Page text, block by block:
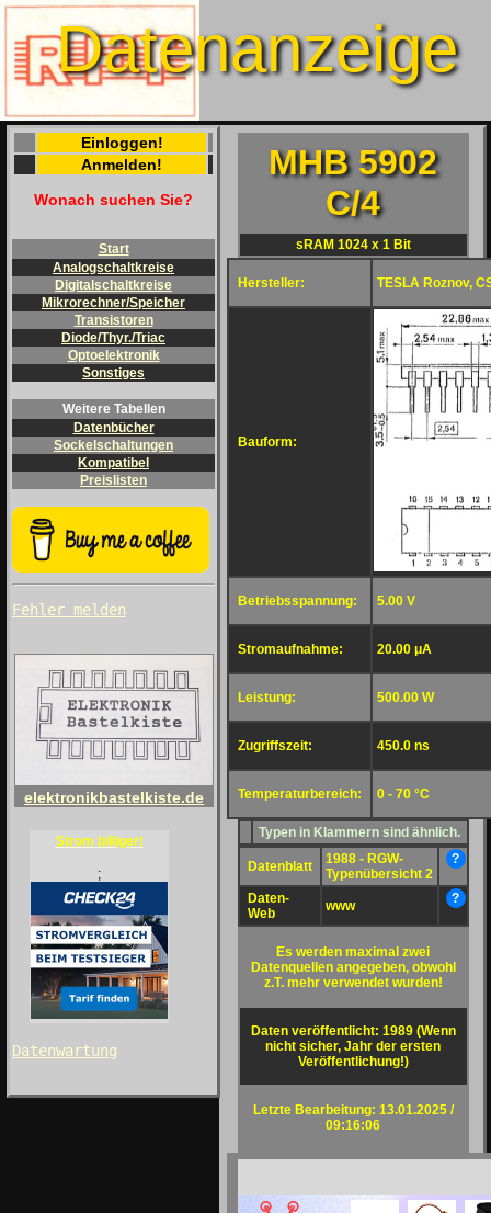
Datenanzeige
Einloggen!
Anmelden!
Wonach suchen Sie?
Start
Analogschaltkreise
Digitalschaltkreise
Mikrorechner/Speicher
Transistoren
Diode/Thyr./Triac
Optoelektronik
Sonstiges
Weitere Tabellen
Datenbücher
Sockelschaltungen
Kompatibel
Preislisten
Fehler melden
elektronikbastelkiste.de
Strom billiger!
;
Datenwartung
MHB 5902
C/4
sRAM 1024 x 1 Bit
Hersteller: TESLA Roznov,
Bauform:
Betriebsspannung: 5.00 V
Stromaufnahme: 20.00 μA
Leistung: 500.00 W
Zugriffszeit: 450.0 ns
Temperaturbereich: 0 - 70 °C
Typen in Klammern sind ähnlich.
Datenblatt
1988 - RGW-
Typenübersicht 2
?
Daten-
Web
www ?
Es werden maximal zwei
Datenquellen angegeben, obwohl
z.T. mehr verwendet wurden!
Daten veröffentlicht: 1989 (Wenn
nicht sicher, Jahr der ersten
Veröffentlichung!)
Letzte Bearbeitung: 13.01.2025 /
09:16:06